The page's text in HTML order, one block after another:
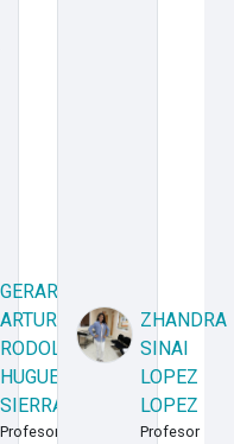
GERARDO
ARTURO
RODOLFO
HUGUET
SIERRA
Profesor
ZHANDRA
SINAI
LOPEZ
LOPEZ
Profesor